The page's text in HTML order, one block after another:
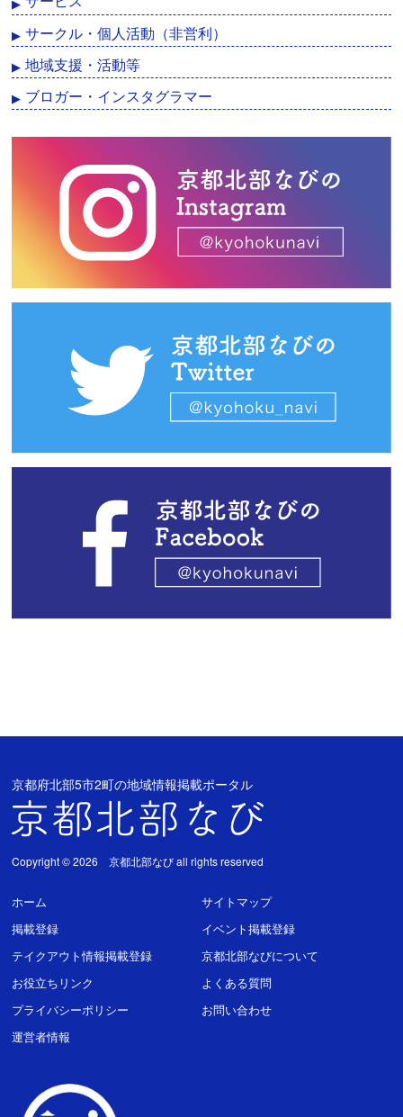
サークル・個人活動（非営利）
地域支援・活動等
ブロガー・インスタグラマー
京都府北部5市2町の地域情報掲載ポータル
Copyright © 2026 京都北部なび all rights reserved
ホーム
サイトマップ
掲載登録
イベント掲載登録
テイクアウト情報掲載登録
京都北部なびについて
お役立ちリンク
よくある質問
プライバシーポリシー
お問い合わせ
運営者情報